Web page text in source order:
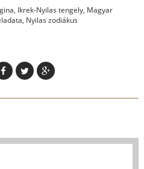
, Ikrek-Nyilas tengely, Magyar
, Nyilas zodiákus